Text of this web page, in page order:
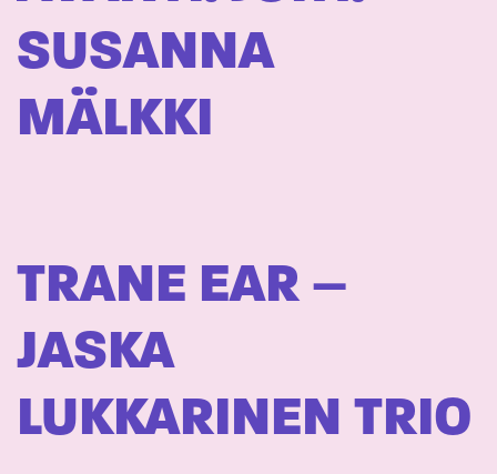
SUSANNA
MÄLKKI
TRANE EAR –
JASKA
LUKKARINEN TRIO